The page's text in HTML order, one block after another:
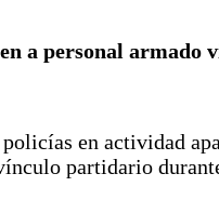
a personal armado
en actividad
partidario